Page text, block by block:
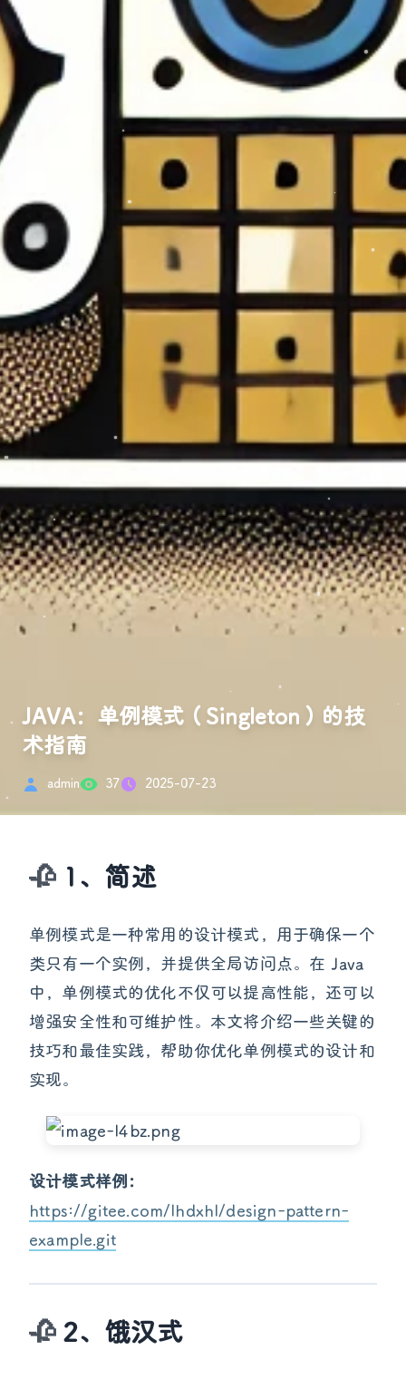
JAVA：单例模式（Singleton）的技
术指南
admin 37 2025-07-23
1、简述
单例模式是一种常用的设计模式，用于确保一个
类只有一个实例，并提供全局访问点。在 Java
中，单例模式的优化不仅可以提高性能，还可以
增强安全性和可维护性。本文将介绍一些关键的
技巧和最佳实践，帮助你优化单例模式的设计和
实现。
设计模式样例：
https://gitee.com/lhdxhl/design-pattern-
example.git
2、饿汉式